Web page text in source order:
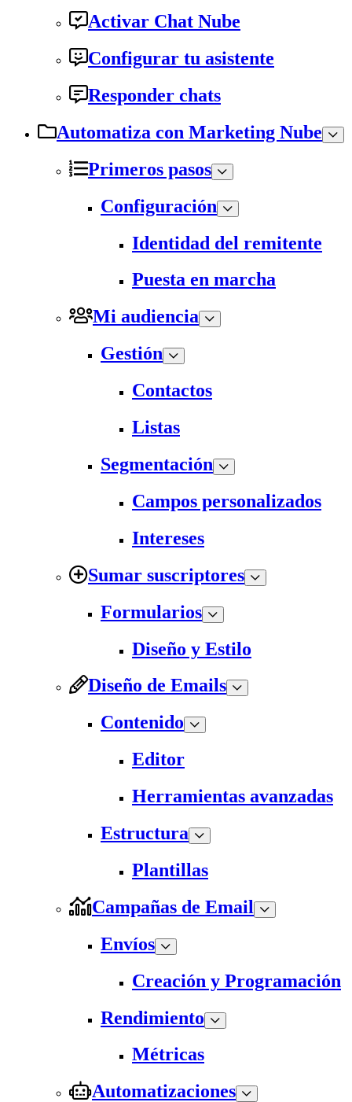
Activar Chat Nube
Configurar tu asistente
Responder chats
Automatiza con Marketing Nube
Primeros pasos
Configuración
Identidad del remitente
Puesta en marcha
Mi audiencia
Gestión
Contactos
Listas
Segmentación
Campos personalizados
Intereses
Sumar suscriptores
Formularios
Diseño y Estilo
Diseño de Emails
Contenido
Editor
Herramientas avanzadas
Estructura
Plantillas
Campañas de Email
Envíos
Creación y Programación
Rendimiento
Métricas
Automatizaciones